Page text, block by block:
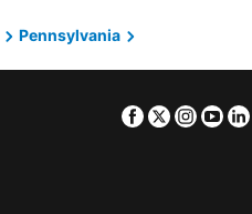
Williamsport, Pennsylvania Hotell
Milesburg, Pennsylvania Hotell
Miami Beach, Florida Hotell
Pennsylvania
Facebook
Twitter